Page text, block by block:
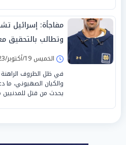
مفاجأة: إسرائيل
وتطالب بالتحقيق
الخميس 19/أكتوبر/2023 - 12:18 م
في ظل الظروف الراهنة
والكيان الصهيوني، ما
يحدث من قتل للمدنيين